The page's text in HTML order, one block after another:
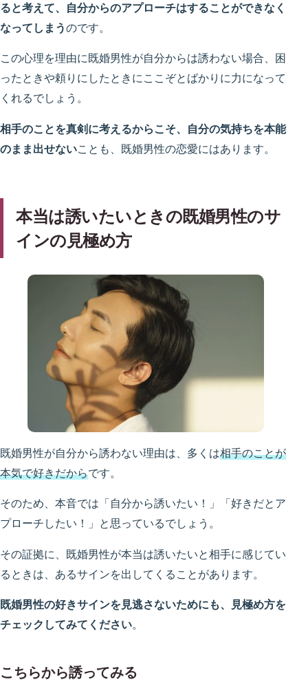
ると考えて、自分からのアプローチはすることができなく
なってしまうのです。
この心理を理由に既婚男性が自分からは誘わない場合、困
ったときや頼りにしたときにここぞとばかりに力になって
くれるでしょう。
相手のことを真剣に考えるからこそ、自分の気持ちを本能
のまま出せないことも、既婚男性の恋愛にはあります。
本当は誘いたいときの既婚男性のサ
インの見極め方
既婚男性が自分から誘わない理由は、多くは相手のことが
本気で好きだからです。
そのため、本音では「自分から誘いたい！」「好きだとア
プローチしたい！」と思っているでしょう。
その証拠に、既婚男性が本当は誘いたいと相手に感じてい
るときは、あるサインを出してくることがあります。
既婚男性の好きサインを見逃さないためにも、見極め方を
チェックしてみてください。
こちらから誘ってみる